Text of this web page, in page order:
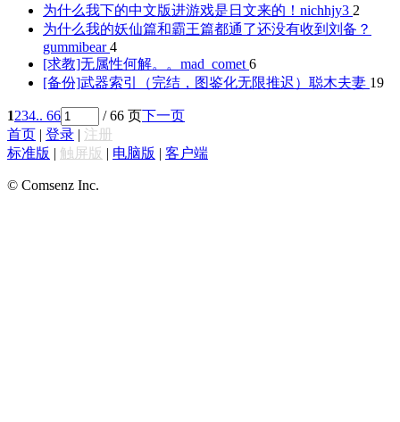
为什么我下的中文版进游戏是日文来的！ nichhjy3 2
为什么我的妖仙篇和霸王篇都通了还没有收到刘备？
gummibear 4
[求教]无属性何解。。 mad_comet 6
[备份]武器索引（完结，图鉴化无限推迟） 聪木夫妻 19
1234.. 66 / 66 页下一页
首页 | 登录 | 注册
标准版 | 触屏版 | 电脑版 | 客户端
© Comsenz Inc.